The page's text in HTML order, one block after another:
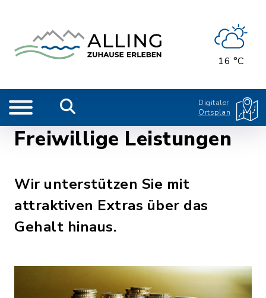
16 °C
Digitaler
Ortsplan
Freiwillige Leistungen
Wir unterstützen Sie mit
attraktiven Extras über das
Gehalt hinaus.